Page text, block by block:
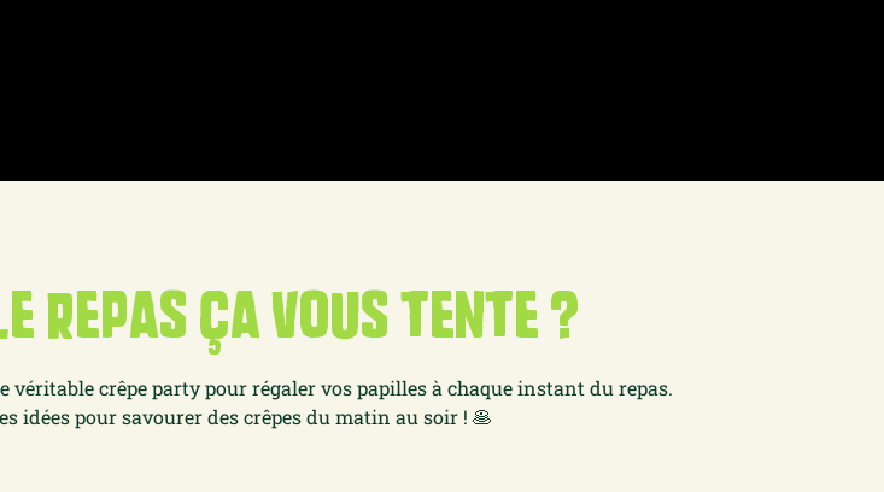
repas ça vous tente ?
véritable crêpe party pour régaler vos papilles à chaque instant du repas.
idées pour savourer des crêpes du matin au soir ! 🥞